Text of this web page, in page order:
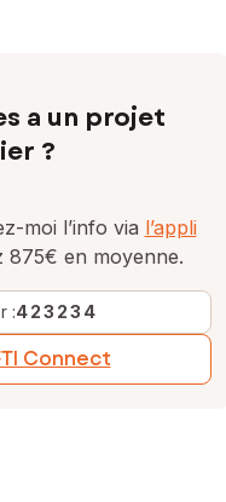
a un projet
?
moi l’info via l’appli
875€ en moyenne.
:423234
Connect